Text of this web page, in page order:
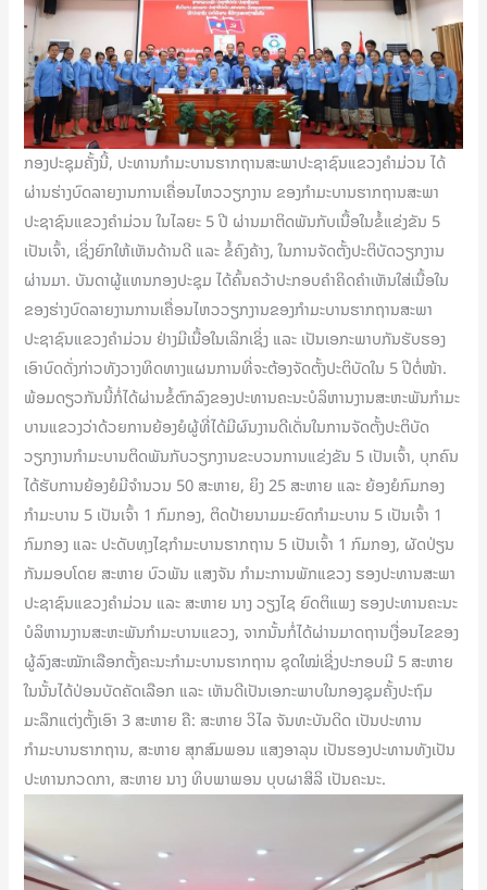
ກອງປະຊຸມຄັ້ງນີ້, ປະທານກຳມະບານຮາກຖານສະພາປະຊາຊົນແຂວງຄໍາມ່ວນ ໄດ້
ຜ່ານຮ່າງບົດລາຍງານການເຄື່ອນໄຫວວຽກງານ ຂອງກຳມະບານຮາກຖານສະພາ
ປະຊາຊົນແຂວງຄໍາມ່ວນ ໃນໄລຍະ 5 ປີ ຜ່ານມາຕິດພັນກັບເນື້ອໃນຂໍ້ແຂ່ງຂັນ 5
ເປັນເຈົ້າ, ເຊິ່ງຍົກໃຫ້ເຫັນດ້ານດີ ແລະ ຂໍ້ຄົງຄ້າງ, ໃນການຈັດຕັ້ງປະຕິບັດວຽກງານ
ຜ່ານມາ. ບັນດາຜູ້ແທນກອງປະຊຸມ ໄດ້ຄົ້ນຄວ້າປະກອບຄຳຄິດຄຳເຫັນໃສ່ເນື້ອໃນ
ຂອງຮ່າງບົດລາຍງານການເຄື່ອນໄຫວວຽກງານຂອງກຳມະບານຮາກຖານສະພາ
ປະຊາຊົນແຂວງຄໍາມ່ວນ ຢ່າງມີເນື້ອໃນເລິກເຊິ່ງ ແລະ ເປັນເອກະພາບກັນຮັບຮອງ
ເອົາບົດດັ່ງກ່າວທັງວາງທິດທາງແຜນການທີ່ຈະຕ້ອງຈັດຕັ້ງປະຕິບັດໃນ 5 ປີຕໍ່ໜ້າ.
ພ້ອມດຽວກັນນີ້ກໍ່ໄດ້ຜ່ານຂໍ້ຕົກລົງຂອງປະທານຄະນະບໍລິຫານງານສະຫະພັນກໍາມະ
ບານແຂວງວ່າດ້ວຍການຍ້ອງຍໍຜູ້ທີ່ໄດ້ມີຜົນງານດີເດັ່ນໃນການຈັດຕັ້ງປະຕິບັດ
ວຽກງານກຳມະບານຕິດພັນກັບວຽກງານຂະບວນການແຂ່ງຂັນ 5 ເປັນເຈົ້າ, ບຸກຄົນ
ໄດ້ຮັບການຍ້ອງຍໍມີຈຳນວນ 50 ສະຫາຍ, ຍິງ 25 ສະຫາຍ ແລະ ຍ້ອງຍໍກົມກອງ
ກຳມະບານ 5 ເປັນເຈົ້າ 1 ກົມກອງ, ຕິດປ້າຍນາມມະຍົດກຳມະບານ 5 ເປັນເຈົ້າ 1
ກົມກອງ ແລະ ປະດັບທຸງໄຊກຳມະບານຮາກຖານ 5 ເປັນເຈົ້າ 1 ກົມກອງ, ຜັດປ່ຽນ
ກັນມອບໂດຍ ສະຫາຍ ບົວພັນ ແສງຈັນ ກຳມະການພັກແຂວງ ຮອງປະທານສະພາ
ປະຊາຊົນແຂວງຄໍາມ່ວນ ແລະ ສະຫາຍ ນາງ ວຽງໄຊ ຍົດຕິແພງ ຮອງປະທານຄະນະ
ບໍລິຫານງານສະຫະພັນກຳມະບານແຂວງ, ຈາກນັ້ນກໍ່ໄດ້ຜ່ານມາດຖານເງື່ອນໄຂຂອງ
ຜູ້ລົງສະໝັກເລືອກຕັ້ງຄະນະກໍາມະບານຮາກຖານ ຊຸດໃໝ່ເຊີ່ງປະກອບມີ 5 ສະຫາຍ
ໃນນັ້ນໄດ້ປ່ອນບັດຄັດເລືອກ ແລະ ເຫັນດີເປັນເອກະພາບໃນກອງຊຸມຄັ້ງປະຖົມ
ມະລຶກແຕ່ງຕັ້ງເອົາ 3 ສະຫາຍ ຄື: ສະຫາຍ ວິໄລ ຈັນທະບັນດິດ ເປັນປະທານ
ກຳມະບານຮາກຖານ, ສະຫາຍ ສຸກສົມພອນ ແສງອາລຸນ ເປັນຮອງປະທານທັງເປັນ
ປະທານກວດກາ, ສະຫາຍ ນາງ ທິບພາພອນ ບຸບຜາສິລິ ເປັນຄະນະ.